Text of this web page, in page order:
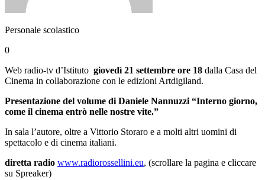
Personale scolastico
0
Web radio-tv d’Istituto giovedì 21 settembre ore 18 dalla Casa del
Cinema in collaborazione con le edizioni Artdigiland.
Presentazione del volume di Daniele Nannuzzi “Interno giorno,
come il cinema entrò nelle nostre vite.”
In sala l’autore, oltre a Vittorio Storaro e a molti altri uomini di
spettacolo e di cinema italiani.
diretta radio www.radiorossellini.eu, (scrollare la pagina e cliccare
su Spreaker)